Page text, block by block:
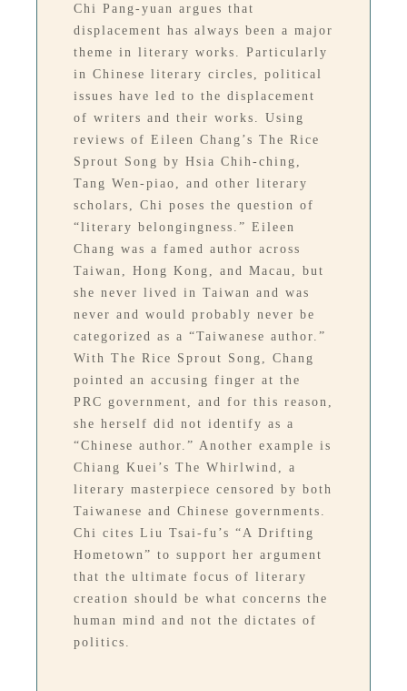
Chi Pang-yuan argues that
displacement has always been a major
theme in literary works. Particularly
in Chinese literary circles, political
issues have led to the displacement
of writers and their works. Using
reviews of Eileen Chang’s The Rice
Sprout Song by Hsia Chih-ching,
Tang Wen-piao, and other literary
scholars, Chi poses the question of
“literary belongingness.” Eileen
Chang was a famed author across
Taiwan, Hong Kong, and Macau, but
she never lived in Taiwan and was
never and would probably never be
categorized as a “Taiwanese author.”
With The Rice Sprout Song, Chang
pointed an accusing finger at the
PRC government, and for this reason,
she herself did not identify as a
“Chinese author.” Another example is
Chiang Kuei’s The Whirlwind, a
literary masterpiece censored by both
Taiwanese and Chinese governments.
Chi cites Liu Tsai-fu’s “A Drifting
Hometown” to support her argument
that the ultimate focus of literary
creation should be what concerns the
human mind and not the dictates of
politics.